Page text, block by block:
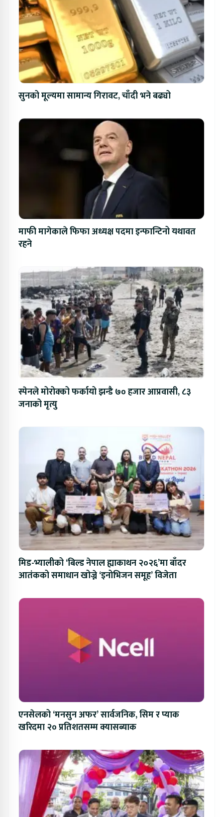
सुनको मूल्यमा सामान्य गिरावट, चाँदी भने बढ्यो
माफी मागेकाले फिफा अध्यक्ष पदमा इन्फान्टिनो यथावत
रहने
स्पेनले मोरोक्को फर्कायो झन्डै ७० हजार आप्रवासी, ८३
जनाको मृत्यु
मिड-भ्यालीको ‘बिल्ड नेपाल ह्याकाथन २०२६’मा बाँदर
आतंकको समाधान खोज्ने ‘इनोभिजन समूह’ विजेता
एनसेलको ‘मनसुन अफर’ सार्वजनिक, सिम र प्याक
खरिदमा २० प्रतिशतसम्म क्यासब्याक